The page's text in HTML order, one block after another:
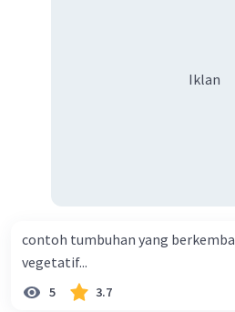
Iklan
contoh tumbuhan yang
vegetatif...
5 3.7